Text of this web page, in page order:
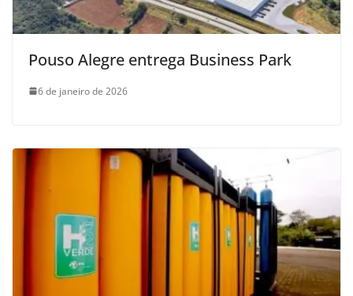
Pouso Alegre entrega Business Park
6 de janeiro de 2026